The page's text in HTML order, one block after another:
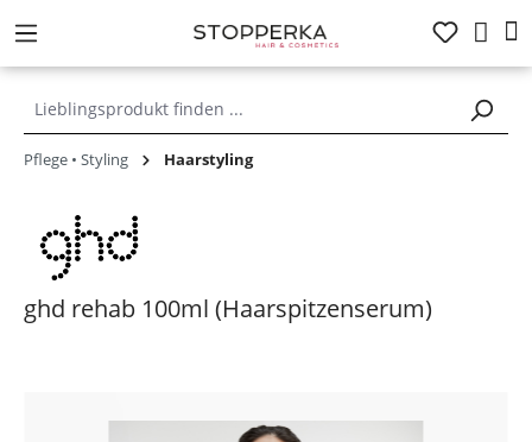
springen
Pflege • Styling Haarstyling
ghd rehab 100ml (Haarspitzenserum)